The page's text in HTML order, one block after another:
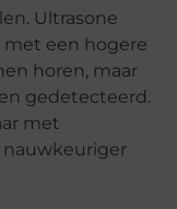
Ultrasone
een hogere
horen, maar
gedetecteerd.
met
nauwkeuriger